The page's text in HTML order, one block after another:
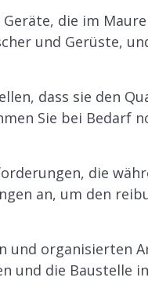
die im
und Gerüste,
dass sie den
Sie bei Bedarf
die
an, um den
und organisierten
und die Baustelle